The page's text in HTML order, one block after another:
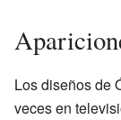
Los diseños de
veces en